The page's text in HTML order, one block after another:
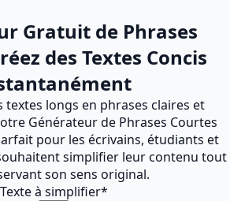
Gratuit de Phrases
des Textes Concis
textes longs en phrases claires et
Générateur de Phrases Courtes
pour les écrivains, étudiants et
simplifier leur contenu tout
son sens original.
Texte à simplifier*